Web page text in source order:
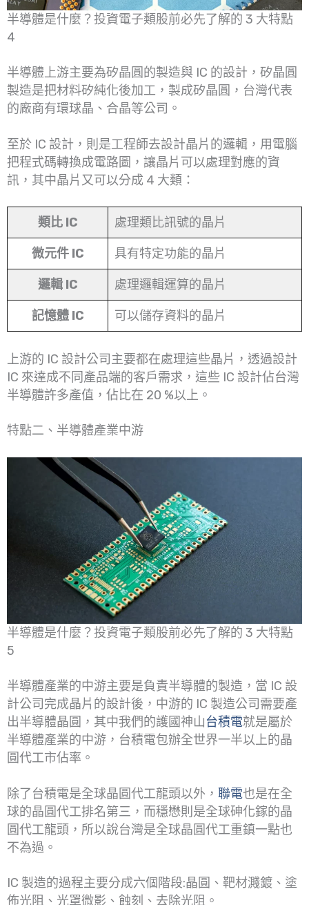
半導體是什麼？投資電子類股前必先了解的 3 大特點
4
半導體上游主要為矽晶圓的製造與 IC 的設計，矽晶圓
製造是把材料矽純化後加工，製成矽晶圓，台灣代表
的廠商有環球晶、合晶等公司。
至於 IC 設計，則是工程師去設計晶片的邏輯，用電腦
把程式碼轉換成電路圖，讓晶片可以處理對應的資
訊，其中晶片又可以分成 4 大類：
類比 IC 處理類比訊號的晶片
微元件 IC 具有特定功能的晶片
邏輯 IC 處理邏輯運算的晶片
記憶體 IC 可以儲存資料的晶片
上游的 IC 設計公司主要都在處理這些晶片，透過設計
IC 來達成不同產品端的客戶需求，這些 IC 設計佔台灣
半導體許多產值，佔比在 20 %以上。
特點二、半導體產業中游
半導體是什麼？投資電子類股前必先了解的 3 大特點
5
半導體產業的中游主要是負責半導體的製造，當 IC 設
計公司完成晶片的設計後，中游的 IC 製造公司需要產
出半導體晶圓，其中我們的護國神山台積電就是屬於
半導體產業的中游，台積電包辦全世界一半以上的晶
圓代工市佔率。
除了台積電是全球晶圓代工龍頭以外， 聯電也是在全
球的晶圓代工排名第三，而穩懋則是全球砷化鎵的晶
圓代工龍頭，所以說台灣是全球晶圓代工重鎮一點也
不為過。
IC 製造的過程主要分成六個階段:晶圓、靶材濺鍍、塗
佈光阻、光罩微影、蝕刻、去除光阻。